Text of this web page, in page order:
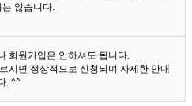
않습니다.
회원가입은 안하셔도 됩니다.
시면 정상적으로 신청되며 자세한 안내
. ^^